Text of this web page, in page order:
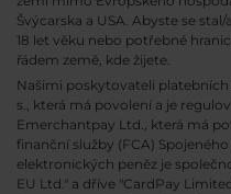
Švýcarska a USA. Abyste se
18 let věku nebo potřebné
řádem země, kde žijete.
Našimi poskytovateli
s., která má povolení a je
Emerchantpay Ltd., která má
finanční služby (FCA)
elektronických peněz je
EU Ltd." a dříve "CardPay